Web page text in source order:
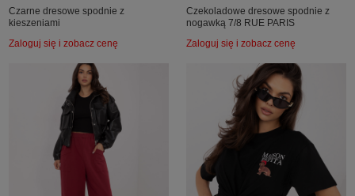
Czarne dresowe spodnie z
kieszeniami
Zaloguj się i zobacz cenę
Czekoladowe dresowe spodnie z
nogawką 7/8 RUE PARIS
Zaloguj się i zobacz cenę